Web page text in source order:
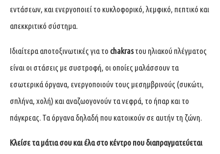
εντάσεων, και ενεργοποιεί το κυκλοφορικό, λεμφικό, πεπτικό και
απεκκριτικό σύστημα.
Ιδιαίτερα αποτοξινωτικές για το chakrasτου ηλιακού πλέγματος
είναι οι στάσεις με συστροφή, οι οποίες μαλάσσουν τα
εσωτερικά όργανα, ενεργοποιούν τους μεσημβρινούς (συκώτι,
σπλήνα, χολή) και αναζωογονούν τα νεφρά, το ήπαρ και το
πάγκρεας. Τα όργανα δηλαδή που κατοικούν σε αυτήν τη ζώνη.
Κλείσε τα μάτια σου και έλα στο κέντρο που διαπραγματεύεται